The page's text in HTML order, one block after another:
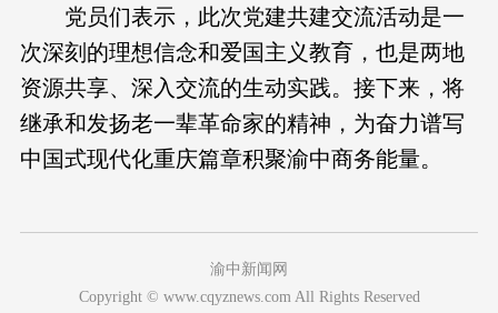
党员们表示，此次党建共建交流活动是一
次深刻的理想信念和爱国主义教育，也是两地
资源共享、深入交流的生动实践。接下来，将
继承和发扬老一辈革命家的精神，为奋力谱写
中国式现代化重庆篇章积聚渝中商务能量。
渝中新闻网
Copyright © www.cqyznews.com All Rights Reserved